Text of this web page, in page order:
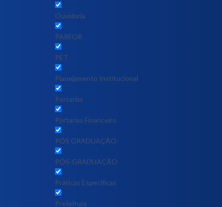
Ouvidoria
PARFOR
PET
Planejamento Institucional
Portarias
Portarias Financeiro
PÓS GRADUAÇÃO
PÓS-GRADUAÇÃO
Práticas Específicas
Prefeitura